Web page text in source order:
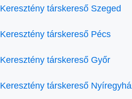
Keresztény társkereső Szeged
Keresztény társkereső Pécs
Keresztény társkereső Győr
Keresztény társkereső